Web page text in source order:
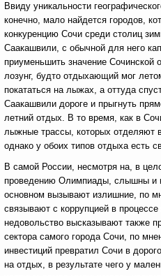
Ввиду уникальности
конечно, мало найдется городов,
конкуренцию Сочи среди столиц
Саакашвили, с обычной для него
приуменьшить значение
лозунг, будто отдыхающий мог
покататься на лыжах, а оттуда
Саакашвили дороге и прыгнуть
летний отдых. В то время, как в
лыжные трассы, которых отделяют
однако у обоих типов отдыха есть
В самой России, несмотря на, в
проведению Олимпиады, слышны и
основном вызывают излишние, по
связывают с коррупцией в
недовольство высказывают также
сектора самого города Сочи, по
инвестиций превратил Сочи в
на отдых, в результате чего у